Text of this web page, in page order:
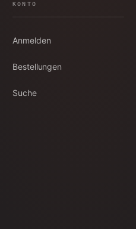
KONTO
Anmelden
Bestellungen
Suche